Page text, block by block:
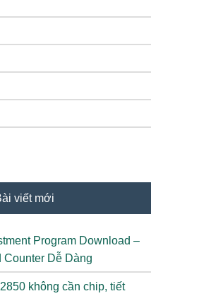
viết mới
Program Download –
Counter Dễ Dàng
không cần chip, tiết